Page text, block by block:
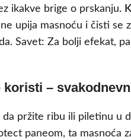
ikakve brige o prskanju.
upija masnoću i čisti se
Savet: Za bolji efekat,
koristi –
da pržite ribu ili piletinu u
paneom, ta masnoća